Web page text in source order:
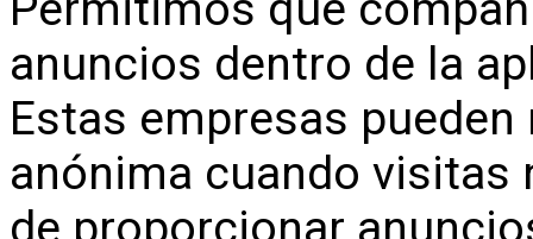
anuncios dentro de la
Estas empresas
anónima cuando visitas